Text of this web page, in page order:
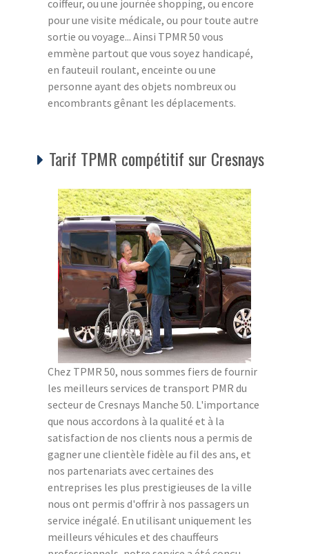
coiffeur, ou une journée shopping, ou encore
pour une visite médicale, ou pour toute autre
sortie ou voyage... Ainsi TPMR 50 vous
emmène partout que vous soyez handicapé,
en fauteuil roulant, enceinte ou une
personne ayant des objets nombreux ou
encombrants gênant les déplacements.
Tarif TPMR compétitif sur Cresnays
Chez TPMR 50, nous sommes fiers de fournir
les meilleurs services de transport PMR du
secteur de Cresnays Manche 50. L'importance
que nous accordons à la qualité et à la
satisfaction de nos clients nous a permis de
gagner une clientèle fidèle au fil des ans, et
nos partenariats avec certaines des
entreprises les plus prestigieuses de la ville
nous ont permis d'offrir à nos passagers un
service inégalé. En utilisant uniquement les
meilleurs véhicules et des chauffeurs